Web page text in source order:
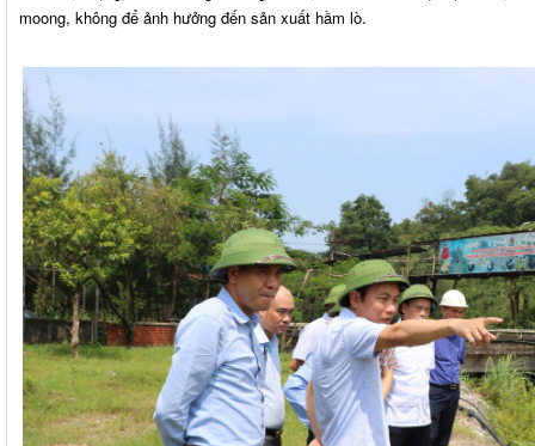
moong, không để ảnh hưởng đến sản xuất hầm lò.